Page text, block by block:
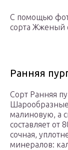
С помощью
сорта Жженый
Ранняя
Сорт Ранняя
малиновую, а
составляет от
сочная,
минералов: